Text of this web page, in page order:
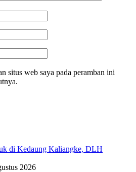
situs web saya pada peramban ini
di Kedaung Kaliangke, DLH
2026